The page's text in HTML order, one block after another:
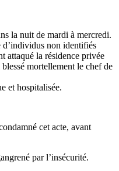
la nuit de mardi à mercredi.
d’individus non identifiés
attaqué la résidence privée
mortellement le chef de
et hospitalisée.
cet acte, avant
par l’insécurité.